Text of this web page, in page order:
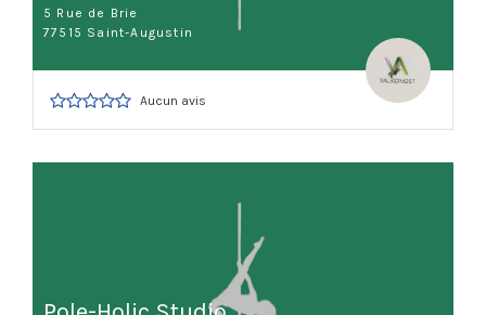
5 Rue de Brie
77515 Saint-Augustin
Aucun avis